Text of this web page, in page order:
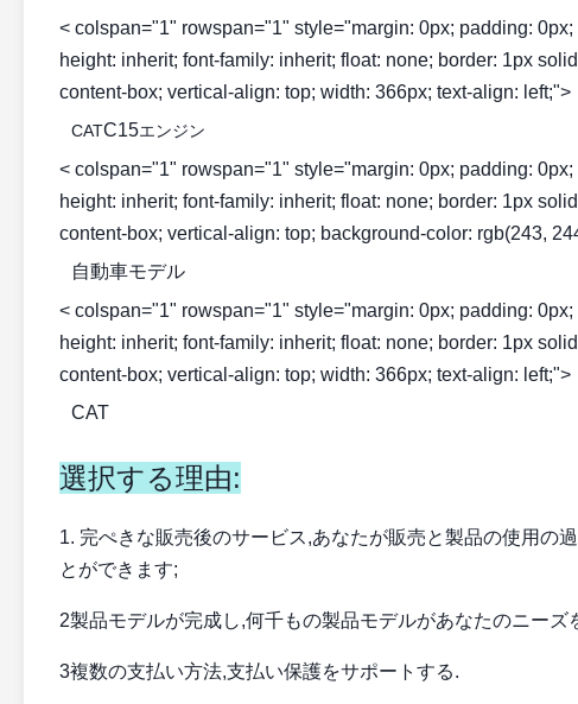
< colspan="1" rowspan="1" style="margin: 0px; padding:
height: inherit; font-family: inherit; float: none; border: 1px
content-box; vertical-align: top; width: 366px; text-align: left;">
CATC15エンジン
< colspan="1" rowspan="1" style="margin: 0px; padding:
height: inherit; font-family: inherit; float: none; border: 1px
content-box; vertical-align: top; background-color: rgb(243,
自動車モデル
< colspan="1" rowspan="1" style="margin: 0px; padding:
height: inherit; font-family: inherit; float: none; border: 1px
content-box; vertical-align: top; width: 366px; text-align: left;">
CAT
選択する理由:
1. 完ぺきな販売後のサービス,あなたが販売と製品の使用の
とができます;
2製品モデルが完成し,何千もの製品モデルがあなたのニーズ
3複数の支払い方法,支払い保護をサポートする.